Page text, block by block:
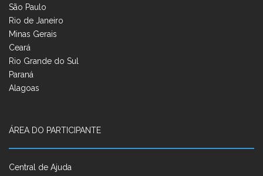
São Paulo
Rio de Janeiro
Minas Gerais
Ceará
Rio Grande do Sul
Paraná
Alagoas
ÁREA DO PARTICIPANTE
Central de Ajuda